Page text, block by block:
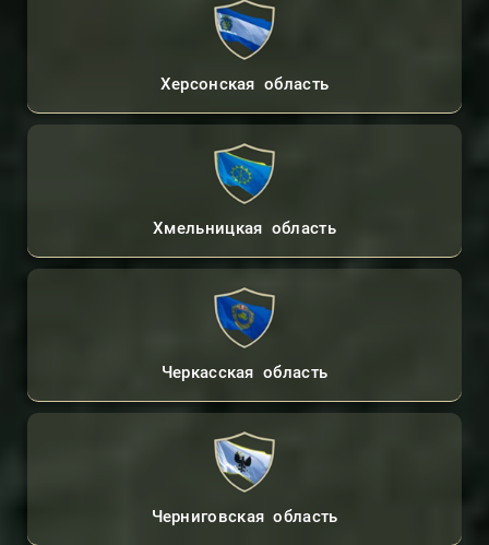
Херсонская область
Хмельницкая область
Черкасская область
Черниговская область